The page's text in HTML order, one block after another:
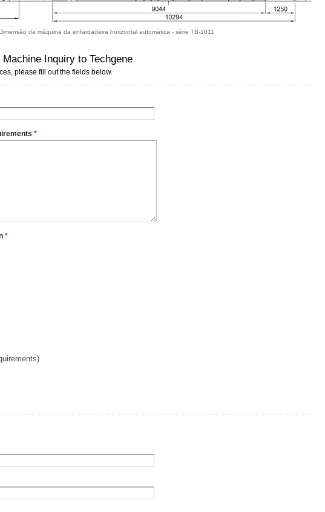
da máquina da enfardadeira horizontal automática - série TB-1011